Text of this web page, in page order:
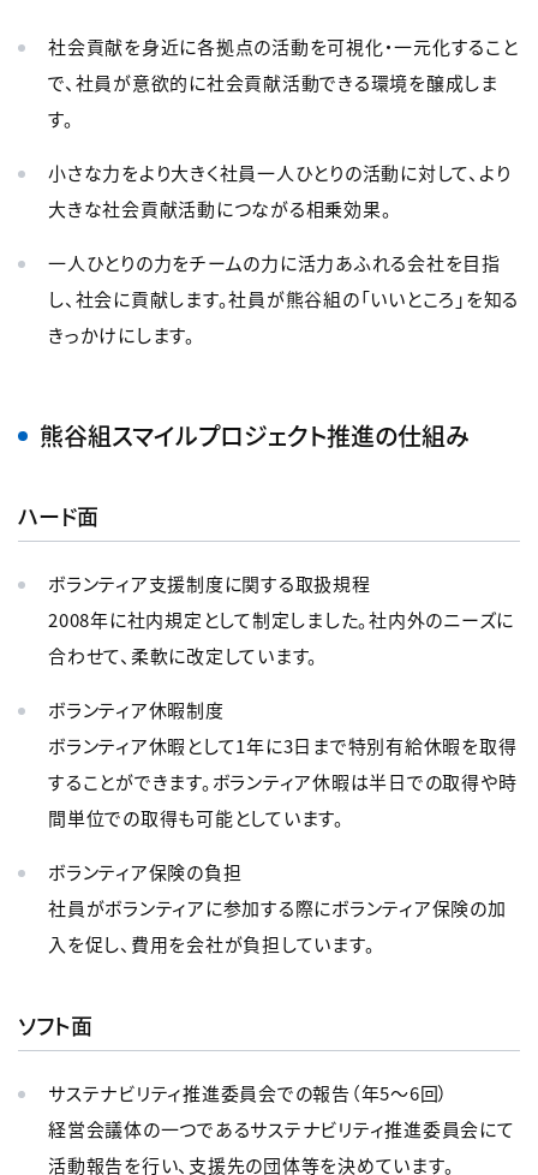
社会貢献を身近に各拠点の活動を可視化・一元化すること
で、社員が意欲的に社会貢献活動できる環境を醸成しま
す。
小さな力をより大きく社員一人ひとりの活動に対して、より
大きな社会貢献活動につながる相乗効果。
一人ひとりの力をチームの力に活力あふれる会社を目指
し、社会に貢献します。社員が熊谷組の「いいところ」を知る
きっかけにします。
熊谷組スマイルプロジェクト推進の仕組み
ハード面
ボランティア支援制度に関する取扱規程
2008年に社内規定として制定しました。社内外のニーズに
合わせて、柔軟に改定しています。
ボランティア休暇制度
ボランティア休暇として1年に3日まで特別有給休暇を取得
することができます。ボランティア休暇は半日での取得や時
間単位での取得も可能としています。
ボランティア保険の負担
社員がボランティアに参加する際にボランティア保険の加
入を促し、費用を会社が負担しています。
ソフト面
サステナビリティ推進委員会での報告（年5～6回）
経営会議体の一つであるサステナビリティ推進委員会にて
活動報告を行い、支援先の団体等を決めています。